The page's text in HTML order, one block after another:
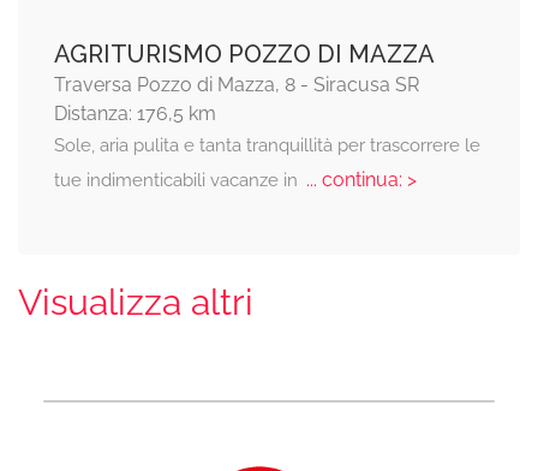
AGRITURISMO POZZO DI MAZZA
Traversa Pozzo di Mazza, 8 - Siracusa SR
Distanza: 176,5 km
Sole, aria pulita e tanta tranquillità per trascorrere le
tue indimenticabili vacanze in ... continua: >
Visualizza altri